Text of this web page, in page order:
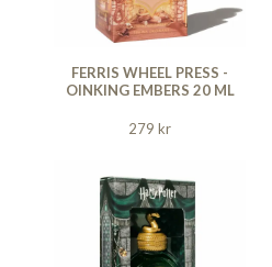
FERRIS WHEEL PRESS -
OINKING EMBERS 20 ML
279 kr